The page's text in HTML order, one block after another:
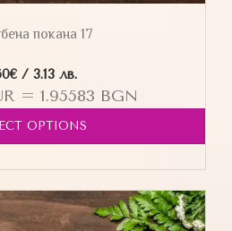
покана 17
€/ 3.13 лв.
= 1.95583 BGN
OPTIONS